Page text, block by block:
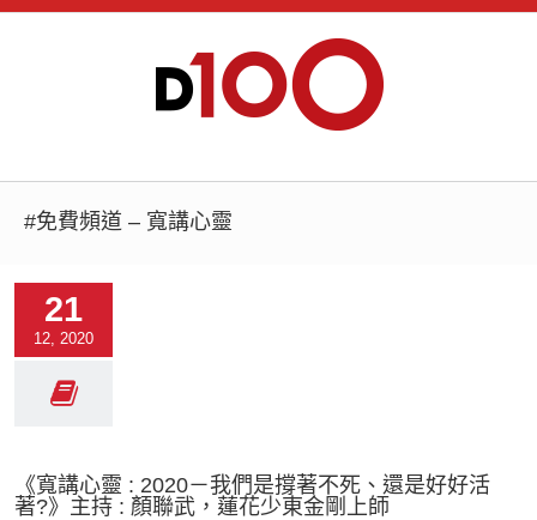
#免費頻道 – 寬講心靈
21
12, 2020
《寬講心靈 : 2020－我們是撐著不死、還是好好活
著?》主持 : 顏聯武，蓮花少東金剛上師